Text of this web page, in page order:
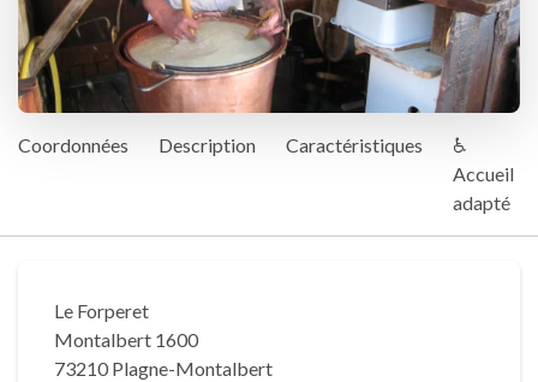
Coordonnées Description Caractéristiques
♿
Accueil
adapté
Le Forperet
Montalbert 1600
73210 Plagne-Montalbert